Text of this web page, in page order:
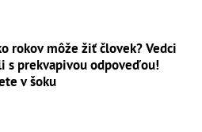
rokov môže žiť človek? Vedci
s prekvapivou odpoveďou!
v šoku